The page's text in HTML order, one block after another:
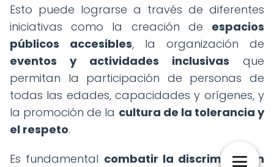
Esto puede lograrse a través de diferentes
iniciativas como la creación de espacios
públicos accesibles, la organización de
eventos y actividades inclusivas que
permitan la participación de personas de
todas las edades, capacidades y orígenes, y
la promoción de la cultura de la tolerancia y
el respeto.
Es fundamental combatir la discriminación